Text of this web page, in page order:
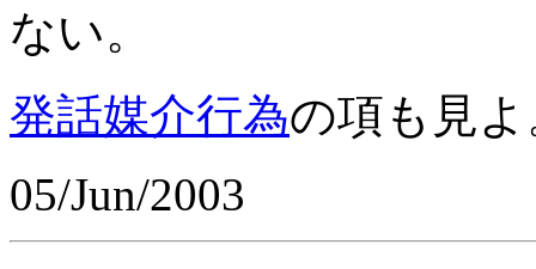
ない。
発話媒介行為の項も見
05/Jun/2003